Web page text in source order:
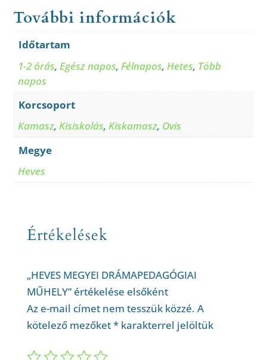
További információk
Időtartam
1-2 órás,Egész napos,Félnapos,Hetes, Több
napos
Korcsoport
Kamasz,Kisiskolás,Kiskamasz, Ovis
Megye
Heves
Értékelések
„HEVES MEGYEI DRÁMAPEDAGÓGIAI
MŰHELY” értékelése elsőként
Az e-mail címet nem tesszük közzé. A
kötelező mezőket*karakterrel jelöltük